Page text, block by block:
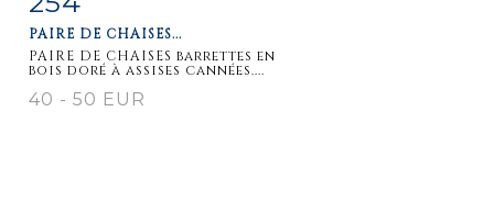
PAIRE DE CHAISES...
PAIRE DE CHAISES barrettes en
bois doré à assises cannées....
40 - 50 EUR